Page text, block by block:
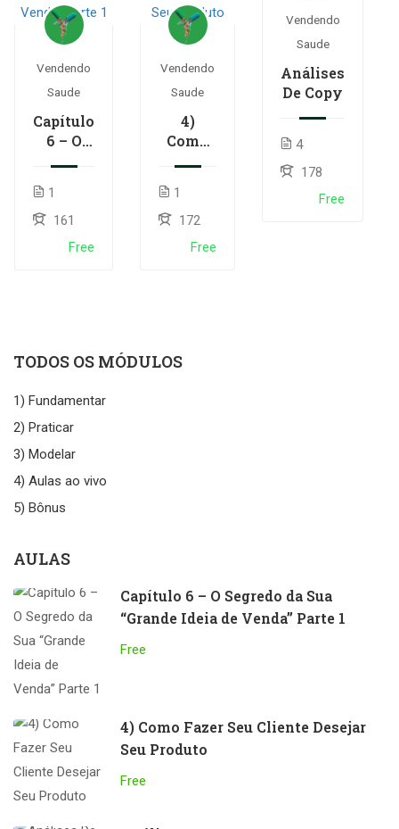
Vendendo
Saude
Capítulo
6 – O
“Grande
Ideia de
Venda”
Parte 1
1
161
Free
Vendendo
Saude
4)
Como
Cliente
Desejar
Seu
Produto
1
172
Free
Vendendo
Saude
Análises
De Copy
4
178
Free
TODOS OS MÓDULOS
1) Fundamentar
2) Praticar
3) Modelar
4) Aulas ao vivo
5) Bônus
AULAS
Capítulo 6 – O Segredo da Sua
“Grande Ideia de Venda” Parte 1
Free
4) Como Fazer Seu Cliente Desejar
Seu Produto
Free